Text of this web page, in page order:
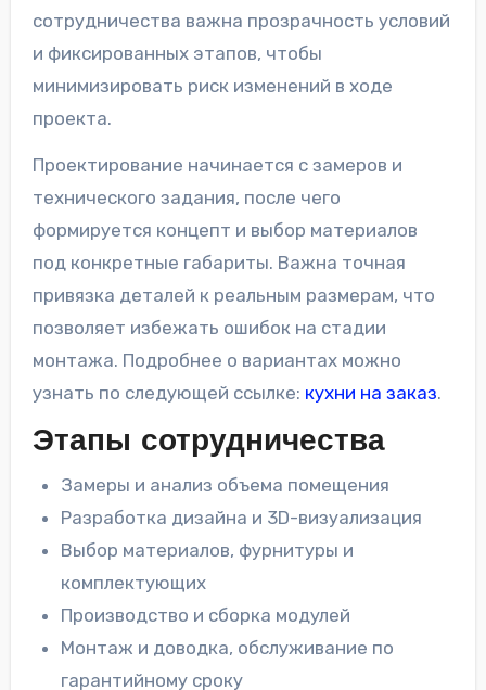
сотрудничества важна прозрачность условий
и фиксированных этапов, чтобы
минимизировать риск изменений в ходе
проекта.
Проектирование начинается с замеров и
технического задания, после чего
формируется концепт и выбор материалов
под конкретные габариты. Важна точная
привязка деталей к реальным размерам, что
позволяет избежать ошибок на стадии
монтажа. Подробнее о вариантах можно
узнать по следующей ссылке: кухни на заказ.
Этапы сотрудничества
Замеры и анализ объема помещения
Разработка дизайна и 3D-визуализация
Выбор материалов, фурнитуры и
комплектующих
Производство и сборка модулей
Монтаж и доводка, обслуживание по
гарантийному сроку